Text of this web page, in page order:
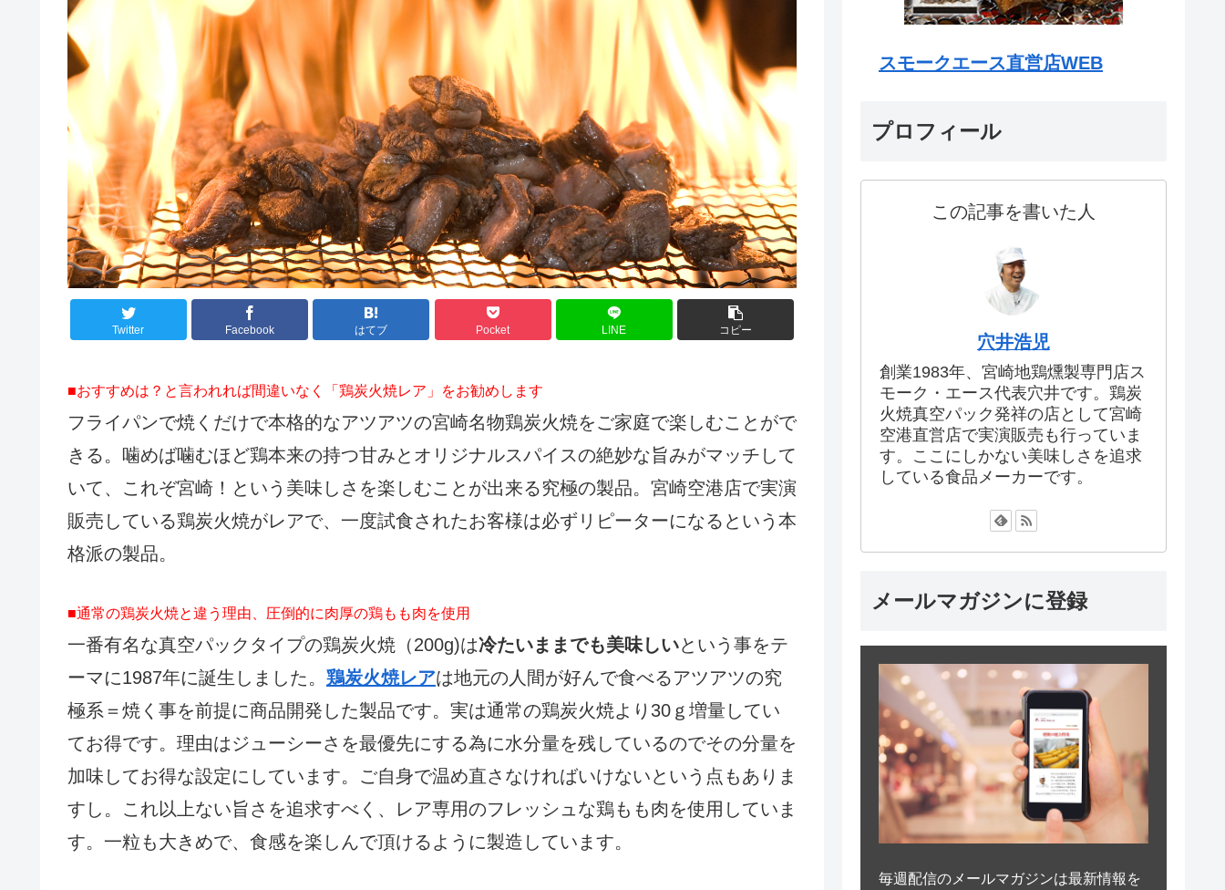
Twitter Facebook はてブ Pocket LINE コピー
■おすすめは？と言われれば間違いなく「鶏炭火焼レア」をお勧めします
フライパンで焼くだけで本格的なアツアツの宮崎名物鶏炭火焼をご家庭で楽しむことがで
きる。噛めば噛むほど鶏本来の持つ甘みとオリジナルスパイスの絶妙な旨みがマッチして
いて、これぞ宮崎！という美味しさを楽しむことが出来る究極の製品。宮崎空港店で実演
販売している鶏炭火焼がレアで、一度試食されたお客様は必ずリピーターになるという本
格派の製品。
■通常の鶏炭火焼と違う理由、圧倒的に肉厚の鶏もも肉を使用
一番有名な真空パックタイプの鶏炭火焼（200g)は冷たいままでも美味しいという事をテ
ーマに1987年に誕生しました。 鶏炭火焼レアは地元の人間が好んで食べるアツアツの究
極系＝焼く事を前提に商品開発した製品です。実は通常の鶏炭火焼より30ｇ増量してい
てお得です。理由はジューシーさを最優先にする為に水分量を残しているのでその分量を
加味してお得な設定にしています。ご自身で温め直さなければいけないという点もありま
すし。これ以上ない旨さを追求すべく、レア専用のフレッシュな鶏もも肉を使用していま
す。一粒も大きめで、食感を楽しんで頂けるように製造しています。
スモークエース直営店WEB
プロフィール
この記事を書いた人
穴井浩児
創業1983年、宮崎地鶏燻製専門店ス
モーク・エース代表穴井です。鶏炭
火焼真空パック発祥の店として宮崎
空港直営店で実演販売も行っていま
す。ここにしかない美味しさを追求
している食品メーカーです。
メールマガジンに登録
毎週配信のメールマガジンは最新情報を